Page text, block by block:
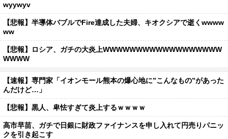
wyywyv
【悲報】半導体バブルでFire達成した夫婦、キオクシアで逝くwwww
ww
【悲報】ロシア、ガチの大炎上WWWWWWWWWWWWWWWWWW
WWWW
【速報】専門家「イオンモール熊本の爆心地に”こんなもの”があった
んだけど…」
【悲報】黒人、卑怯すぎて炎上するｗｗｗｗ
高市早苗、ガチで日銀に財政ファイナンスを申し入れて円売りパニッ
クを引き起こす